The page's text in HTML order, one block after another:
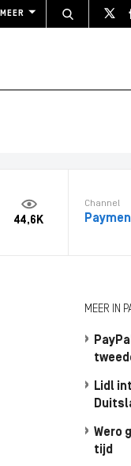
MEER
44,6K
Channel
MEER IN
Lidl
Wero
tijd